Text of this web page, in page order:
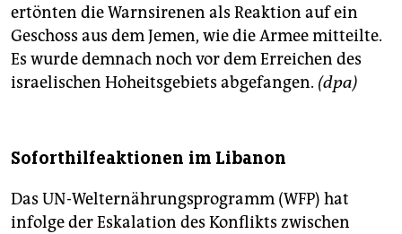
ertönten die Warnsirenen als Reaktion auf ein
Geschoss aus dem Jemen, wie die Armee mitteilte.
Es wurde demnach noch vor dem Erreichen des
israelischen Hoheitsgebiets abgefangen. (dpa)
Soforthilfeaktionen im Libanon
Das UN-Welternährungsprogramm (WFP) hat
infolge der Eskalation des Konflikts zwischen